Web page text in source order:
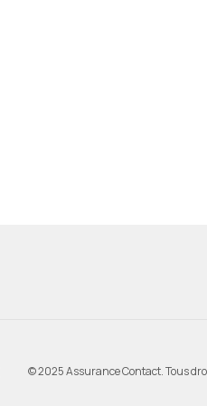
© 2025 Assurance Contact. Tous